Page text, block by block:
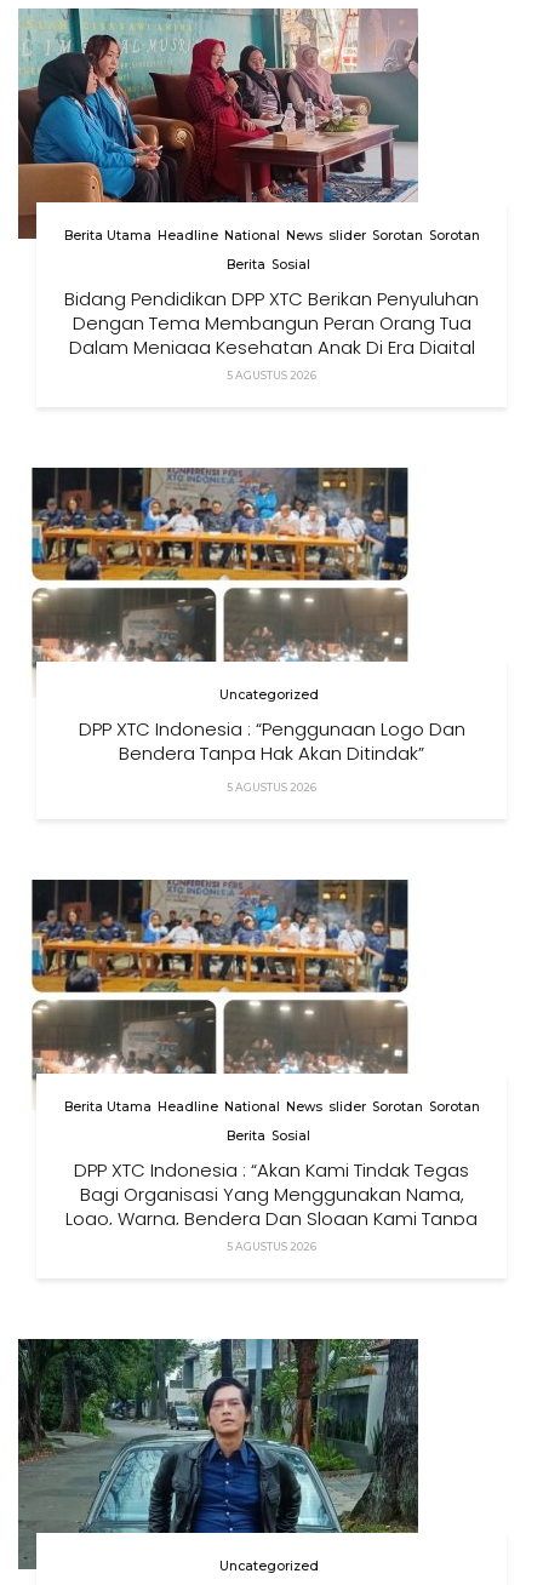
Berita Utama Headline National News slider Sorotan Sorotan
Berita Sosial
Bidang Pendidikan DPP XTC Berikan Penyuluhan
Dengan Tema Membangun Peran Orang Tua
Dalam Menjaga Kesehatan Anak Di Era Digital
5 AGUSTUS 2026
Uncategorized
DPP XTC Indonesia : “Penggunaan Logo Dan
Bendera Tanpa Hak Akan Ditindak”
5 AGUSTUS 2026
Berita Utama Headline National News slider Sorotan Sorotan
Berita Sosial
DPP XTC Indonesia : “Akan Kami Tindak Tegas
Bagi Organisasi Yang Menggunakan Nama,
Logo, Warna, Bendera Dan Slogan Kami Tanpa
Izin”
5 AGUSTUS 2026
Uncategorized